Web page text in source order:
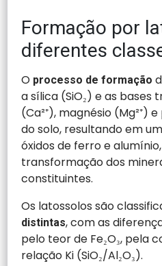
Formação por
diferentes
O processo de formação
a sílica (SiO₂) e as bases
(Ca²⁺), magnésio (Mg²⁺)
do solo, resultando em
óxidos de ferro e
transformação dos
constituintes.
Os latossolos são
distintas, com as
pelo teor de Fe₂O₃, pela
relação Ki (SiO₂/Al₂O₃).